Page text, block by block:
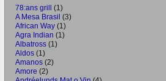
78:ans grill
(1)
A Mesa Brasil (3)
African Way (1)
Agra Indian (1)
Albatross (1)
Aldos (1)
Amanos (2)
Amore (2)